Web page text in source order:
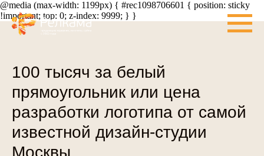
@media (max-width: 1199px) { #rec1098706601 { position: sticky
!important; top: 0; z-index: 9999; } }
100 тысяч за белый
прямоугольник или цена
разработки логотипа от самой
известной дизайн-студии
Москвы